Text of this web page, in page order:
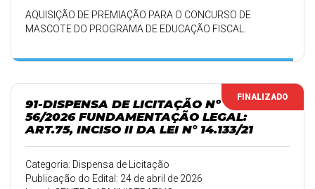
AQUISIÇÃO DE PREMIAÇÃO PARA O CONCURSO DE
MASCOTE DO PROGRAMA DE EDUCAÇÃO FISCAL.
FINALIZADO
91-DISPENSA DE LICITAÇÃO Nº
56/2026 FUNDAMENTAÇÃO LEGAL:
ART.75, INCISO II DA LEI N° 14.133/21
Categoria: Dispensa de Licitação
Publicação do Edital: 24 de abril de 2026